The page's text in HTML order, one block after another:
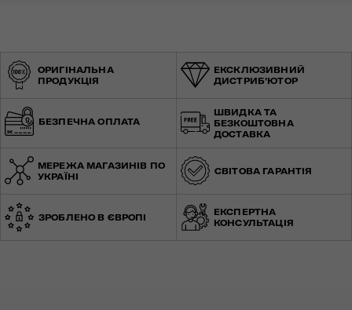
ОРИГІНАЛЬНА
ПРОДУКЦІЯ
ЕКСКЛЮЗИВНИЙ
ДИСТРИБ'ЮТОР
БЕЗПЕЧНА ОПЛАТА
ШВИДКА ТА
БЕЗКОШТОВНА
ДОСТАВКА
МЕРЕЖА МАГАЗИНІВ ПО
УКРАЇНІ
СВІТОВА ГАРАНТІЯ
ЗРОБЛЕНО В ЄВРОПІ
ЕКСПЕРТНА
КОНСУЛЬТАЦІЯ